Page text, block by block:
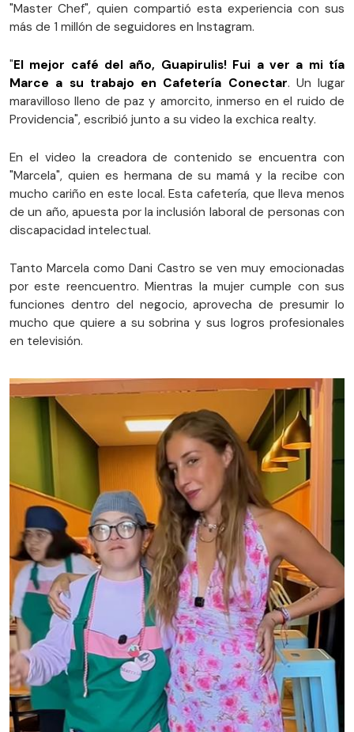
"Master Chef", quien compartió esta experiencia con sus
más de 1 millón de seguidores en Instagram.
"El mejor café del año, Guapirulis! Fui a ver a mi tía
Marce a su trabajo en Cafetería Conectar. Un lugar
maravilloso lleno de paz y amorcito, inmerso en el ruido de
Providencia", escribió junto a su video la exchica realty.
En el video la creadora de contenido se encuentra con
"Marcela", quien es hermana de su mamá y la recibe con
mucho cariño en este local. Esta cafetería, que lleva menos
de un año, apuesta por la inclusión laboral de personas con
discapacidad intelectual.
Tanto Marcela como Dani Castro se ven muy emocionadas
por este reencuentro. Mientras la mujer cumple con sus
funciones dentro del negocio, aprovecha de presumir lo
mucho que quiere a su sobrina y sus logros profesionales
en televisión.